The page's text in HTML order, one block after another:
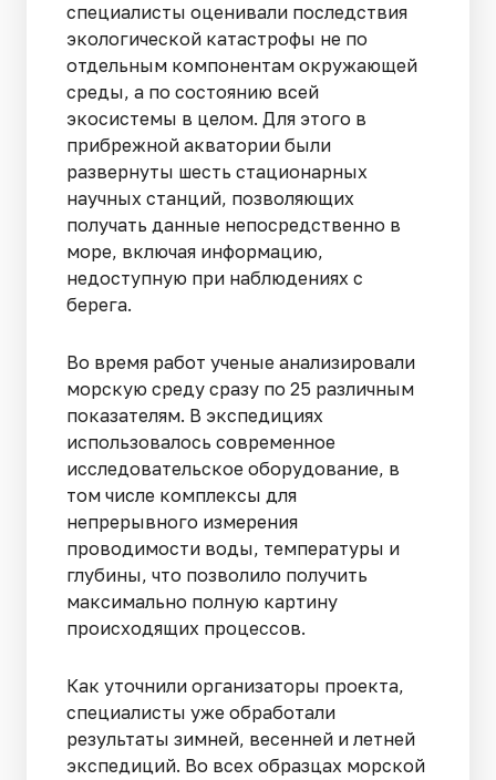
специалисты оценивали последствия
экологической катастрофы не по
отдельным компонентам окружающей
среды, а по состоянию всей
экосистемы в целом. Для этого в
прибрежной акватории были
развернуты шесть стационарных
научных станций, позволяющих
получать данные непосредственно в
море, включая информацию,
недоступную при наблюдениях с
берега.
Во время работ ученые анализировали
морскую среду сразу по 25 различным
показателям. В экспедициях
использовалось современное
исследовательское оборудование, в
том числе комплексы для
непрерывного измерения
проводимости воды, температуры и
глубины, что позволило получить
максимально полную картину
происходящих процессов.
Как уточнили организаторы проекта,
специалисты уже обработали
результаты зимней, весенней и летней
экспедиций. Во всех образцах морской